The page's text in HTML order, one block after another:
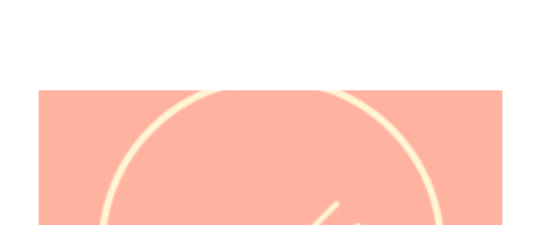
@capucinegoalard